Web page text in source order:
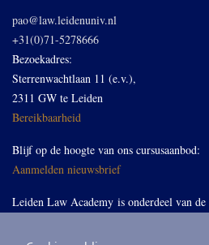
pao@law.leidenuniv.nl
+31(0)71-5278666
Bezoekadres:
Sterrenwachtlaan 11 (e.v.),
2311 GW te Leiden
Bereikbaarheid
Blijf op de hoogte van ons cursusaanbod:
Aanmelden nieuwsbrief
Leiden Law Academy is onderdeel van de